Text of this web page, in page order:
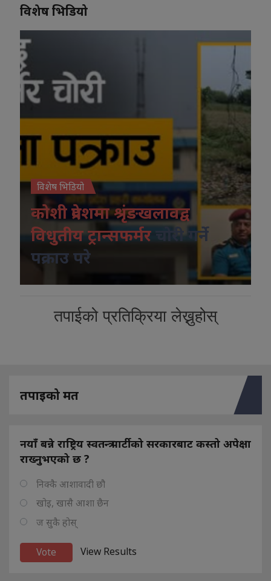
विशेष भिडियो
विशेष भिडियो
कोशी प्रदेशमा श्रृंङखलावद्व
विधुतीय ट्रान्सफर्मर
चोरी गर्ने
पक्राउ परे
तपाईको प्रतिक्रिया लेख्नुहोस्
तपाइको मत
नयाँ बन्ने राष्ट्रिय स्वतन्त्र पार्टीको सरकारबाट कस्तो अपेक्षा
राख्नुभएको छ ?
निक्कै आशावादी छौ
खोइ, खासै आशा छैन
ज सुकै होस्
View Results